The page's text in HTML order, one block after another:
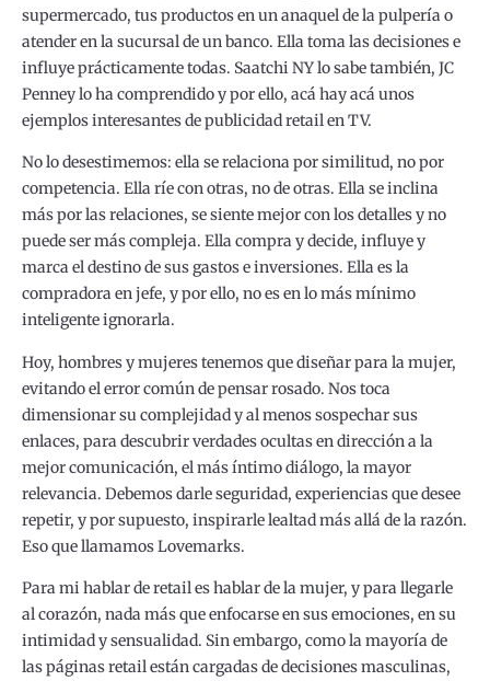
supermercado, tus productos en un anaquel de la pulpería o
atender en la sucursal de un banco. Ella toma las decisiones e
influye prácticamente todas. Saatchi NY lo sabe también, JC
Penney lo ha comprendido y por ello, acá hay acá unos
ejemplos interesantes de publicidad retail en TV.
No lo desestimemos: ella se relaciona por similitud, no por
competencia. Ella ríe con otras, no de otras. Ella se inclina
más por las relaciones, se siente mejor con los detalles y no
puede ser más compleja. Ella compra y decide, influye y
marca el destino de sus gastos e inversiones. Ella es la
compradora en jefe, y por ello, no es en lo más mínimo
inteligente ignorarla.
Hoy, hombres y mujeres tenemos que diseñar para la mujer,
evitando el error común de pensar rosado. Nos toca
dimensionar su complejidad y al menos sospechar sus
enlaces, para descubrir verdades ocultas en dirección a la
mejor comunicación, el más íntimo diálogo, la mayor
relevancia. Debemos darle seguridad, experiencias que desee
repetir, y por supuesto, inspirarle lealtad más allá de la razón.
Eso que llamamos Lovemarks.
Para mi hablar de retail es hablar de la mujer, y para llegarle
al corazón, nada más que enfocarse en sus emociones, en su
intimidad y sensualidad. Sin embargo, como la mayoría de
las páginas retail están cargadas de decisiones masculinas,